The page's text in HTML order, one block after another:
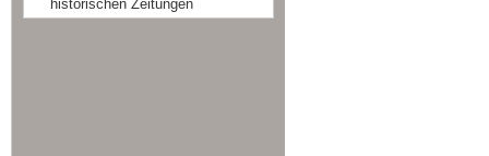
historischen Zeitungen